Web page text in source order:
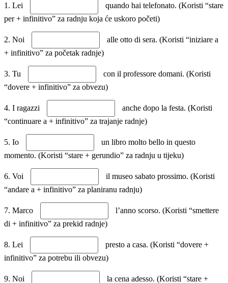
1. Lei
quando hai telefonato. (Koristi “stare
per + infinitivo” za radnju koja će uskoro početi)
2. Noi
alle otto di sera. (Koristi “iniziare a
+ infinitivo” za početak radnje)
3. Tu
con il professore domani. (Koristi
“dovere + infinitivo” za obvezu)
4. I ragazzi
anche dopo la festa. (Koristi
“continuare a + infinitivo” za trajanje radnje)
5. Io
un libro molto bello in questo
momento. (Koristi “stare + gerundio” za radnju u tijeku)
6. Voi
il museo sabato prossimo. (Koristi
“andare a + infinitivo” za planiranu radnju)
7. Marco
l’anno scorso. (Koristi “smettere
di + infinitivo” za prekid radnje)
8. Lei
presto a casa. (Koristi “dovere +
infinitivo” za potrebu ili obvezu)
9. Noi
la cena adesso. (Koristi “stare +